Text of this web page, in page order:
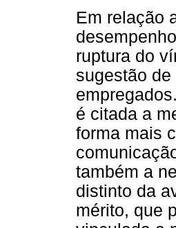
Em relação
ruptura do
sugestão
é citada a
forma mais
também a
distinto da
mérito, que